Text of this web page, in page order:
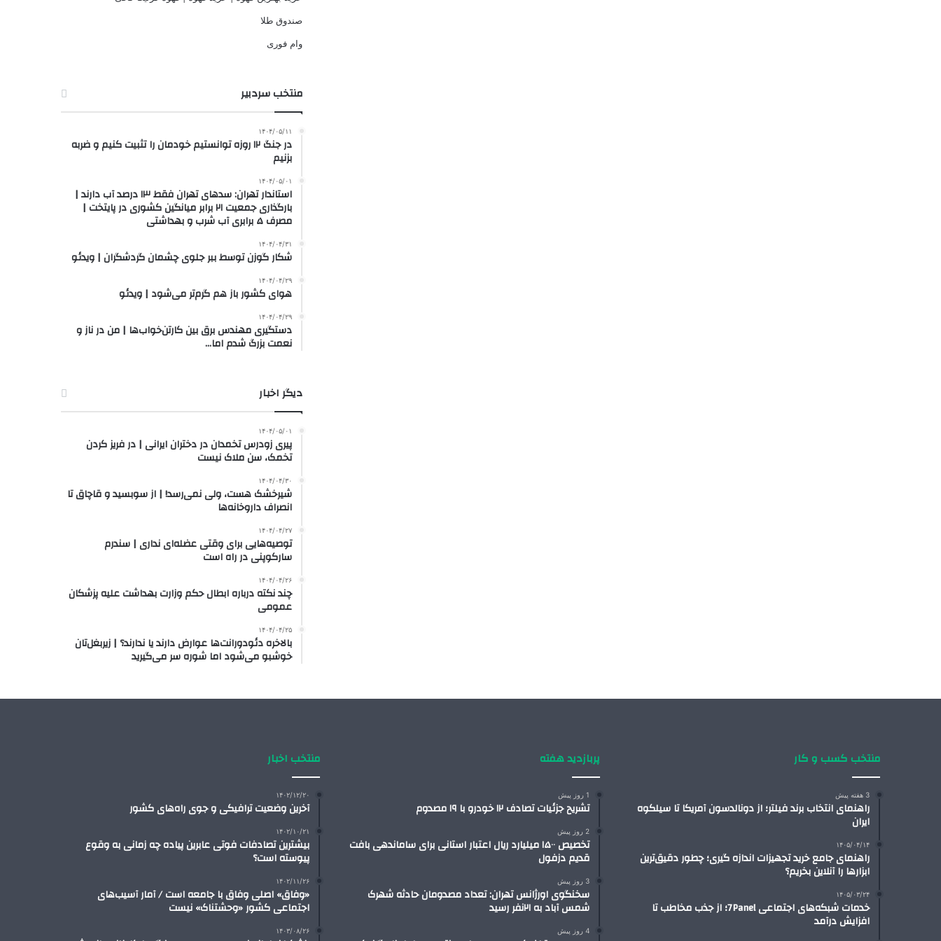
صندوق طلا
وام فوری
منتخب سردبیر
۱۴۰۴/۰۵/۱۱
در جنگ ۱۲ روزه توانستیم خودمان را تثبیت کنیم و ضربه
بزنیم
۱۴۰۴/۰۵/۰۱
استاندار تهران: سدهای تهران فقط ۱۳ درصد آب دارند |
بارگذاری جمعیت ۲۱ برابر میانگین کشوری در پایتخت |
مصرف ۵ برابری آب شرب و بهداشتی
۱۴۰۴/۰۴/۳۱
شکار گوزن توسط ببر جلوی چشمان گردشگران | ویدئو
۱۴۰۴/۰۴/۲۹
هوای کشور باز هم گرم‌تر می‌شود | ویدئو
۱۴۰۴/۰۴/۲۹
دستگیری مهندس برق بین کارتن‌خواب‌ها | من در ناز و
نعمت بزرگ شدم اما…
دیگر اخبار
۱۴۰۴/۰۵/۰۱
پیری زودرس تخمدان در دختران ایرانی | در فریز کردن
تخمک، سن ملاک نیست
۱۴۰۴/۰۴/۳۰
شیرخشک هست، ولی نمی‌رسد! | از سوبسید و قاچاق تا
انصراف داروخانه‌ها
۱۴۰۴/۰۴/۲۷
توصیه‌هایی برای وقتی عضله‌ای نداری | سندرم
سارکوپنی در راه است
۱۴۰۴/۰۴/۲۶
چند نکته درباره ابطال حکم وزارت بهداشت علیه پزشکان
عمومی
۱۴۰۴/۰۴/۲۵
بالاخره دئودورانت‌ها عوارض دارند یا ندارند؟ | زیربغل‌تان
خوشبو می‌شود اما شوره سر می‌گیرید
منتخب کسب و کار
3 هفته پیش
راهنمای انتخاب برند فیلتر؛ از دونالدسون آمریکا تا سیلکوه
ایران
۱۴۰۵/۰۴/۱۴
راهنمای جامع خرید تجهیزات اندازه گیری؛ چطور دقیق‌ترین
ابزارها را آنلاین بخریم؟
۱۴۰۵/۰۳/۲۴
خدمات شبکه‌های اجتماعی 7Panel؛ از جذب مخاطب تا
افزایش درآمد
پربازدید هفته
1 روز پیش
تشریح جزئیات تصادف ۱۲ خودرو با ۱۹ مصدوم
2 روز پیش
تخصیص ۱۵۰۰ میلیارد ریال اعتبار استانی برای ساماندهی بافت
قدیم دزفول
3 روز پیش
سخنگوی اورژانس تهران: تعداد مصدومان حادثه شهرک
شمس آباد به ۲۱نفر رسید
4 روز پیش
منتخب اخبار
۱۴۰۲/۱۲/۲۰
آخرین وضعیت ترافیکی و جوی راه‌های کشور
۱۴۰۲/۱۰/۲۱
بیشترین تصادفات فوتی عابرین پیاده چه زمانی به وقوع
پیوسته است؟
۱۴۰۲/۱۱/۲۶
«وفاق» اصلی وفاق با جامعه است / آمار آسیب‌های
اجتماعی کشور «وحشتناک» نیست
۱۴۰۳/۰۸/۲۶